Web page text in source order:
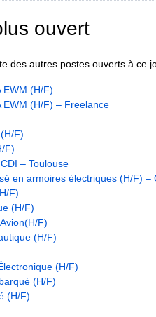
ouvert
des autres postes ouverts à ce
EWM (H/F)
EWM (H/F) – Freelance
F)
F)
– Toulouse
en armoires électriques (H/F) –
F)
(H/F)
F)
(H/F)
(H/F)
(H/F)
(H/F)